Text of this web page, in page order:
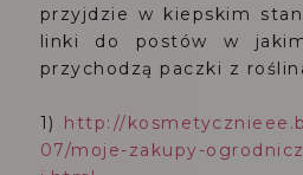
przyjdzie w kiepskim
linki do postów w
przychodzą paczki z
1)
http://
07/moje-zakupy-